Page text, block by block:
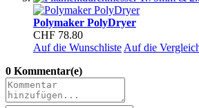
Polymaker PolyDryer
CHF 78.80
Auf die Wunschliste Auf die
0 Kommentar(e)